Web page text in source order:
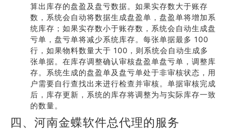
算出库存的盘盈及盘亏数据。如果实存数大于账存
数，系统会自动将数据生成盘盈单，盘盈单将增加系
统库存；如果实存数小于账存数，系统会自动生成盘
亏单，盘亏单将减少系统库存。每张单据最多 100
行，如果物料数量大于 100，则系统会自动生成多
张单据。在库存调整确认审核盘盈单盘亏单，调整库
存。系统生成的盘盈单及盘亏单处于非审核状态，用
户需要自行查找出来进行检查并审核。单据审核完成
后，库存更新，系统的库存将调整为与实际库存一致
的数量。
四、河南金蝶软件总代理的服务